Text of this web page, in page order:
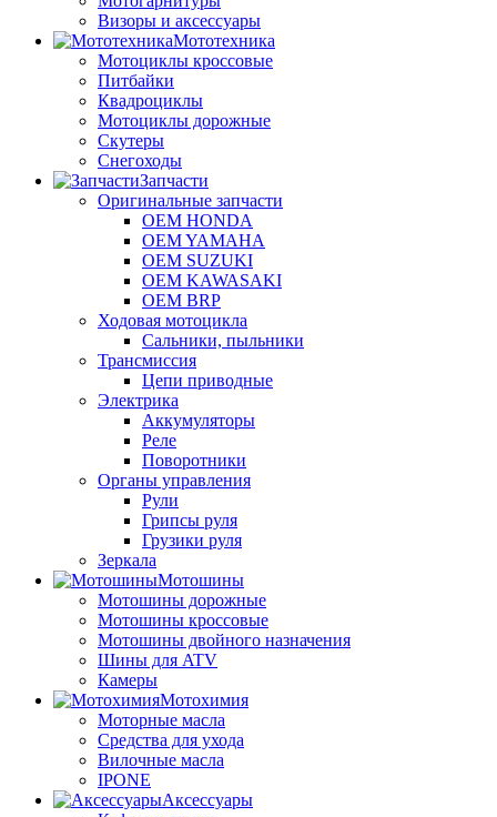
Визоры и аксессуары
Мототехника
Мотоциклы кроссовые
Питбайки
Квадроциклы
Мотоциклы дорожные
Скутеры
Снегоходы
Запчасти
Оригинальные запчасти
OEM HONDA
OEM YAMAHA
OEM SUZUKI
OEM KAWASAKI
OEM BRP
Ходовая мотоцикла
Сальники, пыльники
Трансмиссия
Цепи приводные
Электрика
Аккумуляторы
Реле
Поворотники
Органы управления
Рули
Грипсы руля
Грузики руля
Зеркала
Мотошины
Мотошины дорожные
Мотошины кроссовые
Мотошины двойного назначения
Шины для ATV
Камеры
Мотохимия
Моторные масла
Средства для ухода
Вилочные масла
IPONE
Аксессуары